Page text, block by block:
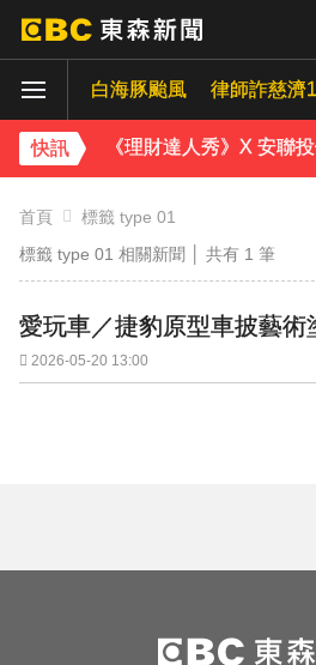
白海豚颱風 律師詐慈濟
快訊
下載東森App，隨時掌握
首頁
標籤 type 01
標籤 type 01 相關新聞 │ 共有 1 筆
愛玩車／捷豹原型車披藝術
2026-05-20 13:00